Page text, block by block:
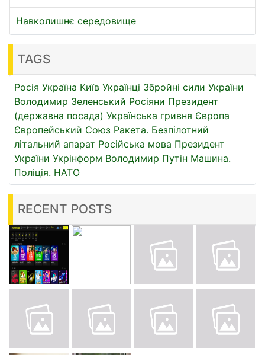
Навколишнє середовище
TAGS
Росія Україна Київ Українці Збройні сили України
Володимир Зеленський Росіяни Президент
(державна посада) Українська гривня Європа
Європейський Союз Ракета. Безпілотний
літальний апарат Російська мова Президент
України Укрінформ Володимир Путін Машина.
Поліція. НАТО
RECENT POSTS